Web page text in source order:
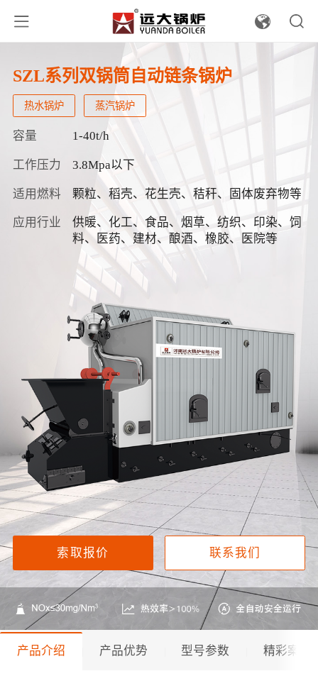
SZL系列双锅筒自动链条锅炉
热水锅炉 蒸汽锅炉
容量 1-40t/h
工作压力 3.8Mpa以下
适用燃料 颗粒、稻壳、花生壳、秸秆、固体废弃物等
应用行业
供暖、化工、食品、烟草、纺织、印染、饲
料、医药、建材、酿酒、橡胶、医院等
索取报价 联系我们
产品介绍 产品优势 型号参数 精彩案例